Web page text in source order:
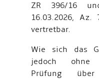
ZR 396/16
16.03.2026,
vertretbar.
Wie sich das
jedoch ohne
Prüfung